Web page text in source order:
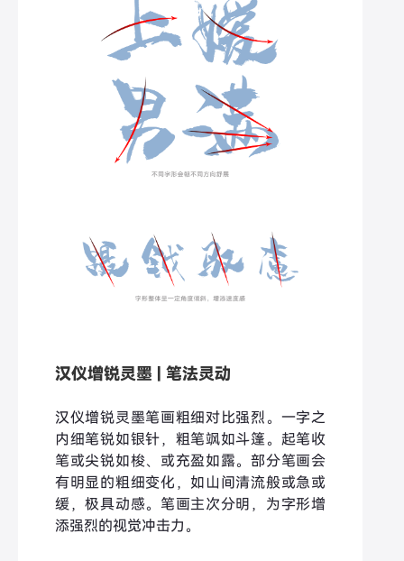
汉仪增锐灵墨 | 笔法灵动
汉仪增锐灵墨笔画粗细对比强烈。一字之
内细笔锐如银针，粗笔飒如斗篷。起笔收
笔或尖锐如梭、或充盈如露。部分笔画会
有明显的粗细变化，如山间清流般或急或
缓，极具动感。笔画主次分明，为字形增
添强烈的视觉冲击力。